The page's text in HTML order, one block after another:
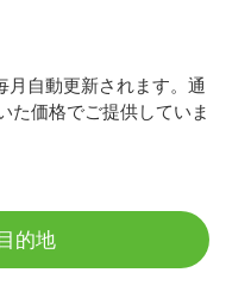
自動更新されます。通
た価格でご提供していま
的地